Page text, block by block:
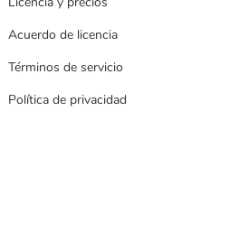
Acuerdo de licencia
Términos de servicio
Política de privacidad